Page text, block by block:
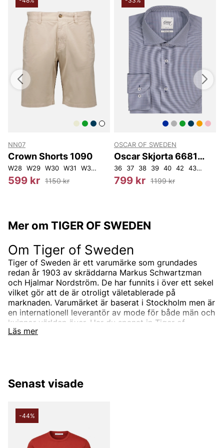
W31L32 W30L34 W30L32 W31L34 W32L32 W32L34
NN07
Crown Shorts 1090
W28 W29 W30 W31 W32
599 kr 1150 kr
OSCAR OF SWEDEN
Oscar Skjorta 6681
Slim
36 37 38 39 40 42 43 46
799 kr 1199 kr
Mer om TIGER OF SWEDEN
Läs mer
Om Tiger of Sweden
Tiger of Sweden är ett varumärke som grundades
redan år 1903 av skräddarna Markus Schwartzman
och Hjalmar Nordström. De har funnits i över ett sekel
vilket gör att de är otroligt väletablerade på
marknaden. Varumärket är baserat i Stockholm men är
en internationell leverantör av mode för både män och
kvinnor världen över. Har du spanat in Tiger of
Swedens sortiment än? Vi erbjuder Tiger of Swedens
tidlöst och modernt. Produkterna är oftast enfärgade
men de samarbetar också med de bästa
leverantörerna i branschen som de utvecklar unika
modekollektioner tillsammans med. Välskräddat mode
är helt enkelt Tiger of Swedens signum.
Senast visade
-44%